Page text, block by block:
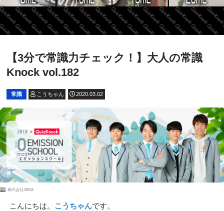
【3分で常識力チェック！】大人の常識
Knock vol.182
常識 こうちゃん 2020.03.02
PR 株式会社JERA
こんにちは。 こうちゃんです。